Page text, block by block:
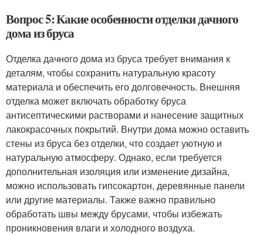
Вопрос 5: Какие особенности отделки дачного
дома из бруса
Отделка дачного дома из бруса требует внимания к
деталям, чтобы сохранить натуральную красоту
материала и обеспечить его долговечность. Внешняя
отделка может включать обработку бруса
антисептическими растворами и нанесение защитных
лакокрасочных покрытий. Внутри дома можно оставить
стены из бруса без отделки, что создает уютную и
натуральную атмосферу. Однако, если требуется
дополнительная изоляция или изменение дизайна,
можно использовать гипсокартон, деревянные панели
или другие материалы. Также важно правильно
обработать швы между брусами, чтобы избежать
проникновения влаги и холодного воздуха.